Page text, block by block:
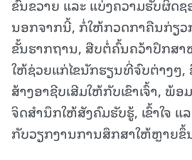
ຂົນຂວາຍ ແລະ ແບ່ງຄວາມຮັບຜິດ
ນອກຈາກນີ້, ກໍ່ໃຫ້ກວດກາຄືນກ່ຽ
ຂັ້ນຮາກຖານ, ສືບຕໍ່ຄົ້ນຄວ້າປຶກສ
ໃຫ້ຊ່ວຍແກ່ໄຂນັກຮຽນທີ່ຈົບຕ່າງໆ,
ສ້າງອາຊີບເສີມໃຫ້ກັບເຂົາເຈົ້າ, ພ້
ຈິດສໍານຶກໃຫ້ສັງຄົມຮັບຮູ້, ເຂົ້າໃຈ
ກັບວຽກງານການສຶກສາໃຫ້ຫຼາຍຂຶ້